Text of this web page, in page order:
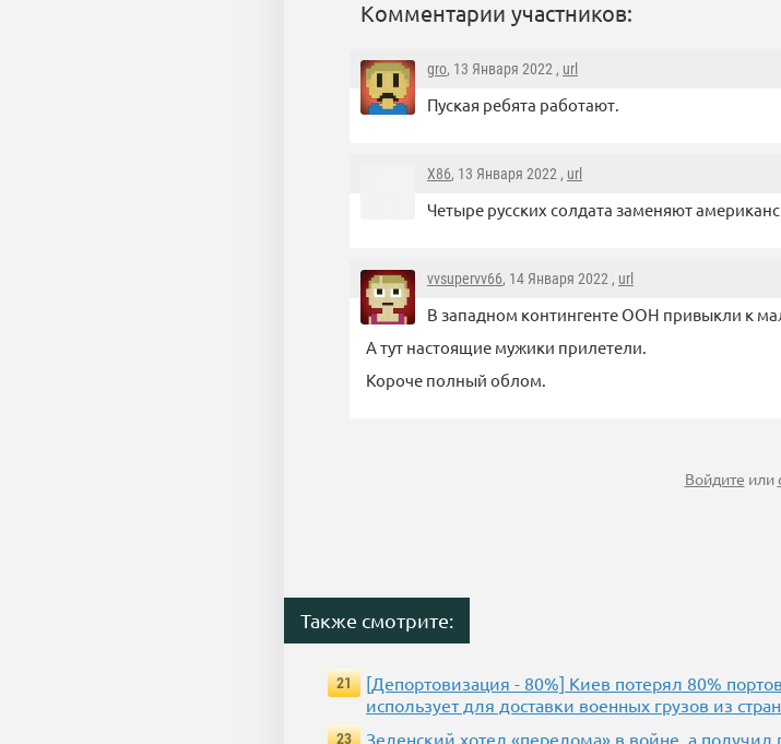
Комментарии участников:
gro, 13 Января 2022 , url
Пуская ребята работают.
X86, 13 Января 2022 , url
Четыре русских солдата заменяют
vvsupervv66, 14 Января 2022 , url
В западном контингенте ООН привыкли к
А тут настоящие мужики прилетели.
Короче полный облом.
Войдите или
Также смотрите:
21
[Депортовизация - 80%] Киев потерял 80%
использует для доставки военных грузов из
23
Зеленский хотел «перелома» в войне, а